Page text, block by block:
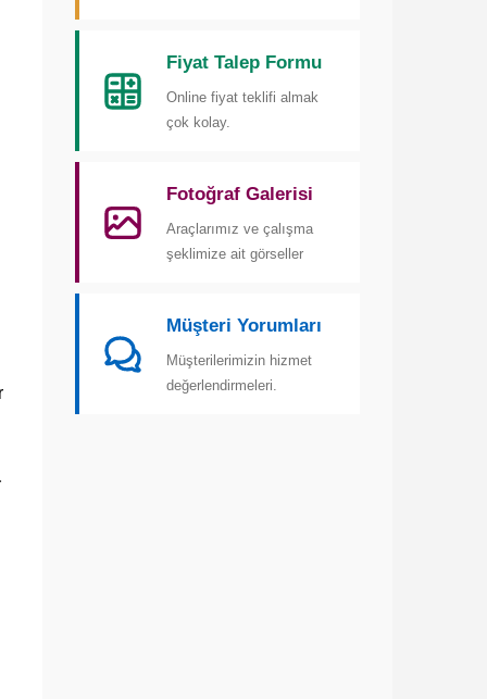
Fiyat Talep Formu
Online fiyat teklifi almak
çok kolay.
Fotoğraf Galerisi
Araçlarımız ve çalışma
şeklimize ait görseller
Müşteri Yorumları
Müşterilerimizin hizmet
değerlendirmeleri.